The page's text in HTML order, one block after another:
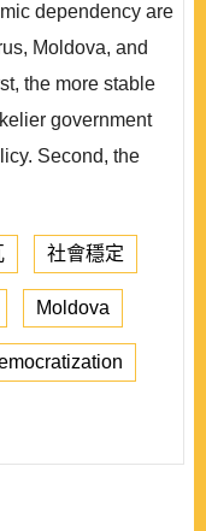
dependency are
Moldova, and
the more stable
government
Second, the
社會穩定
Moldova